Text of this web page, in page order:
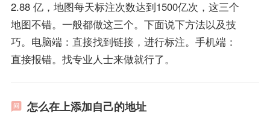
2.88 亿，地图每天标注次数达到1500亿次，这三个
地图不错。一般都做这三个。下面说下方法以及技
巧。电脑端：直接找到链接，进行标注。手机端：
直接报错。找专业人士来做就行了。
怎么在上添加自己的地址